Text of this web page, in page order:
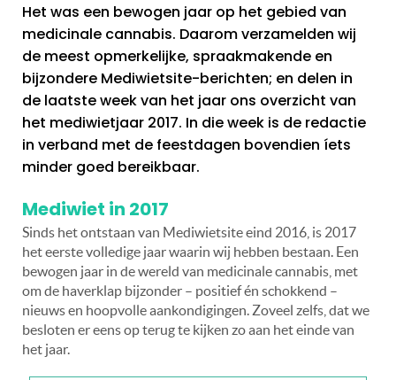
Het was een bewogen jaar op het gebied van
medicinale cannabis. Daarom verzamelden wij
de meest opmerkelijke, spraakmakende en
bijzondere Mediwietsite-berichten; en delen in
de laatste week van het jaar ons overzicht van
het mediwietjaar 2017. In die week is de redactie
in verband met de feestdagen bovendien íets
minder goed bereikbaar.
Mediwiet in 2017
Sinds het ontstaan van Mediwietsite eind 2016, is 2017
het eerste volledige jaar waarin wij hebben bestaan. Een
bewogen jaar in de wereld van medicinale cannabis, met
om de haverklap bijzonder – positief én schokkend –
nieuws en hoopvolle aankondigingen. Zoveel zelfs, dat we
besloten er eens op terug te kijken zo aan het einde van
het jaar.